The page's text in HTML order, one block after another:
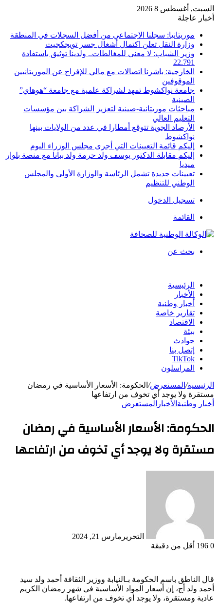
السبت, أغسطس 8 2026
أخبار عاجلة
موريتانيا: سجلنا الاجتماعي من أفضل السجلات في المنطقة
وزارة النقل تعلن اكتمال أشغال جسر تويجكجيت
وزير الشباب: لا معنى للمغالطات.. ولدينا توثيق باستفادة
22.791
الخارجية: باشرنا اتصالات مع مالي للإفراج عن الموريتانيين
الموقوفين
جامعة نواكشوط تمهد لشراكة علمية مع جامعة “هوهاي”
الصينية
مباحثات موريتانية-صينية لتعزيز الشراكة بين مؤسسات
التعليم العالي
الأرصاد الجوية تتوقع أمطارا في عدد من الولايات بينها
نواكشوط
إليكم قائمة التعيينات التي أجرى مجلس الوزراء اليوم
إليكم مقابلة الدكتور يوسف ولد حرمة ولد ببانا مع منصة بلوار
ميديا
تعيينات جديدة تشمل الرئاسة والوزارة الأولى والمجلس
الوطني للتنظيم
تسجيل الدخول
القائمة
بحث عن
الرئيسية
الأخبار
أخبار وطنية
تقارير خاصة
الاقتصاد
بيئة
حوادث
إتصل بنا
TikTok
المراسلون
الرئيسية/ المستعرض/ الحكومة: الأسعار الأساسية في رمضان
مستقرة ولا يوجد أي تخوف من ارتفاعها
أخبار وطنية الأخبار المستعرض
الحكومة: الأسعار الأساسية في رمضان
مستقرة ولا يوجد أي تخوف من ارتفاعها
التحرير مارس 21, 2024
0
أقل من دقيقة
قال الناطق باسم الحكومة بـالنيابة ووزير الثقافة أحمد ولد سيد
أحمد ولد أج، إن أسعار المواد الأساسية في شهر رمضان الكريم
عادية ومستقرة، ولا يوجد أي تخوف من ارتفاعها.